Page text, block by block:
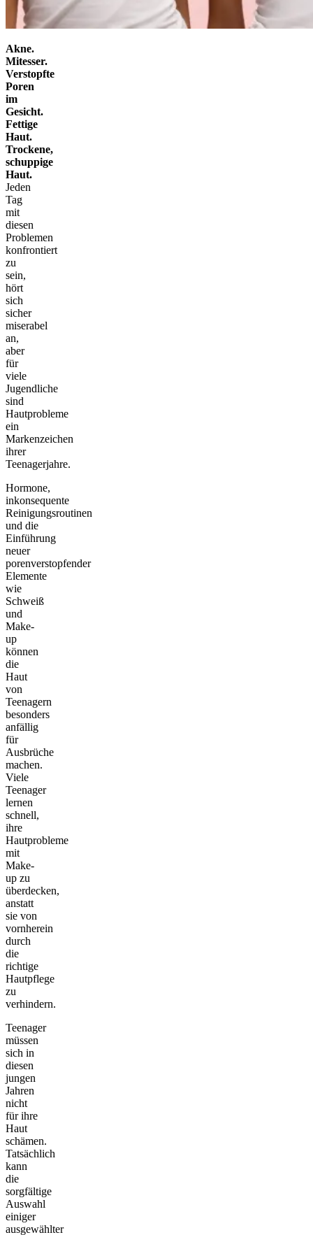
Akne.
Mitesser.
Verstopfte
Poren
im
Gesicht.
Fettige
Haut.
Trockene,
schuppige
Haut.
Jeden
Tag
mit
diesen
Problemen
konfrontiert
zu
sein,
hört
sich
sicher
miserabel
an,
aber
für
viele
Jugendliche
sind
Hautprobleme
ein
Markenzeichen
ihrer
Teenagerjahre.
Hormone,
inkonsequente
Reinigungsroutinen
und die
Einführung
neuer
porenverstopfender
Elemente
wie
Schweiß
und
Make-
up
können
die
Haut
von
Teenagern
besonders
anfällig
für
Ausbrüche
machen.
Viele
Teenager
lernen
schnell,
ihre
Hautprobleme
mit
Make-
up zu
überdecken,
anstatt
sie von
vornherein
durch
die
richtige
Hautpflege
zu
verhindern.
Teenager
müssen
sich in
diesen
jungen
Jahren
nicht
für ihre
Haut
schämen.
Tatsächlich
kann
die
sorgfältige
Auswahl
einiger
ausgewählter